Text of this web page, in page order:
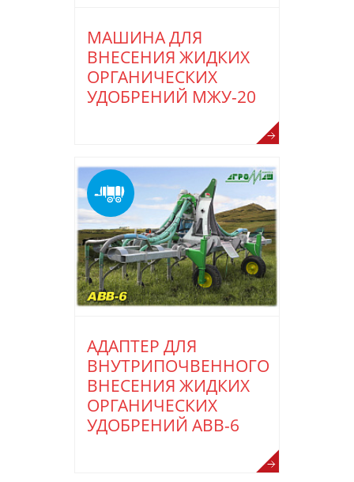
МАШИНА ДЛЯ
ВНЕСЕНИЯ ЖИДКИХ
ОРГАНИЧЕСКИХ
УДОБРЕНИЙ МЖУ-20
АДАПТЕР ДЛЯ
ВНУТРИПОЧВЕННОГО
ВНЕСЕНИЯ ЖИДКИХ
ОРГАНИЧЕСКИХ
УДОБРЕНИЙ АВВ-6